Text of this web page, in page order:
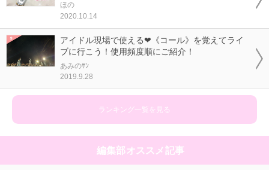
ほの
2020.10.14
アイドル現場で使える❤《コール》を覚えてライ
ブに行こう！使用頻度順にご紹介！
あみのｻﾝ
2019.9.28
ランキング一覧を見る
編集部オススメ記事